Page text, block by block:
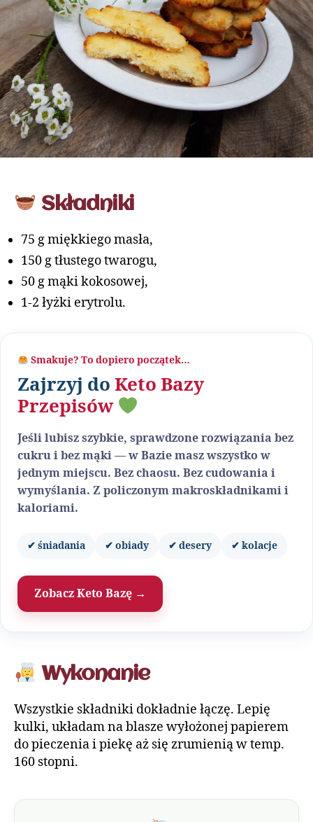
Składniki
75 g miękkiego masła,
150 g tłustego twarogu,
50 g mąki kokosowej,
1-2 łyżki erytrolu.
Smakuje? To dopiero początek…
Zajrzyj do Keto Bazy
Przepisów
Jeśli lubisz szybkie, sprawdzone rozwiązania bez
cukru i bez mąki — w Bazie masz wszystko w
jednym miejscu. Bez chaosu. Bez cudowania i
wymyślania. Z policzonym makroskładnikami i
kaloriami.
✔ śniadania ✔ obiady ✔ desery ✔ kolacje
Zobacz Keto Bazę →
Wykonanie
Wszystkie składniki dokładnie łączę. Lepię
kulki, układam na blasze wyłożonej papierem
do pieczenia i piekę aż się zrumienią w temp.
160 stopni.